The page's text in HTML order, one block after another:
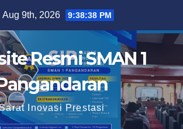
Aug 9th, 2026 9:38:38 PM
Resmi SMAN 1
Inovasi Prestasi